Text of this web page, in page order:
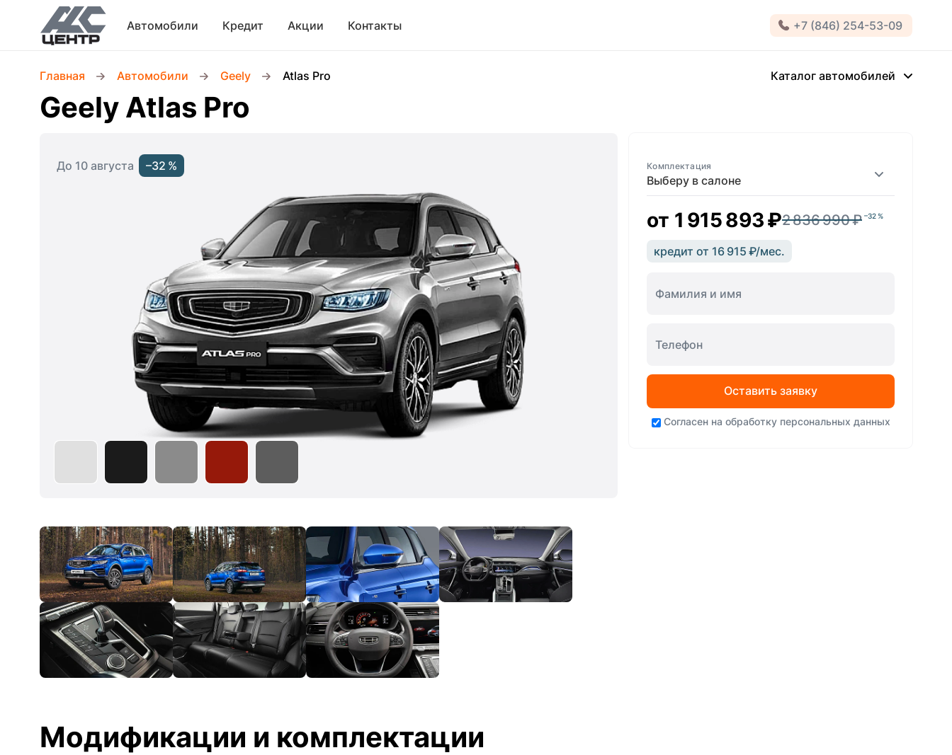
Автомобили Кредит Акции Контакты +7 (846) 254-53-09
Главная Автомобили Geely Atlas Pro Каталог автомобилей
Geely Atlas Pro
До 10 августа
–32 %
Выберу в салоне
Комплектация
от 1 915 893 ₽2 836 990 ₽ –32 %
кредит от 16 915 ₽/мес.
Оставить заявку
Согласен на обработку персональных данных
Модификации и комплектации